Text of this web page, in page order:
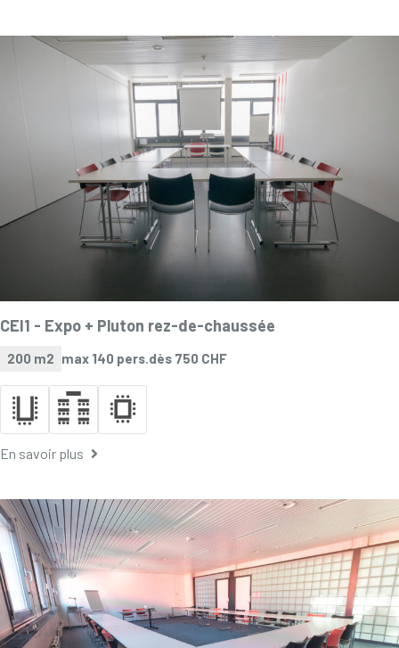
CEI1 - Expo + Pluton rez-de-chaussée
200 m2 max 140 pers.dès 750 CHF
En savoir plus